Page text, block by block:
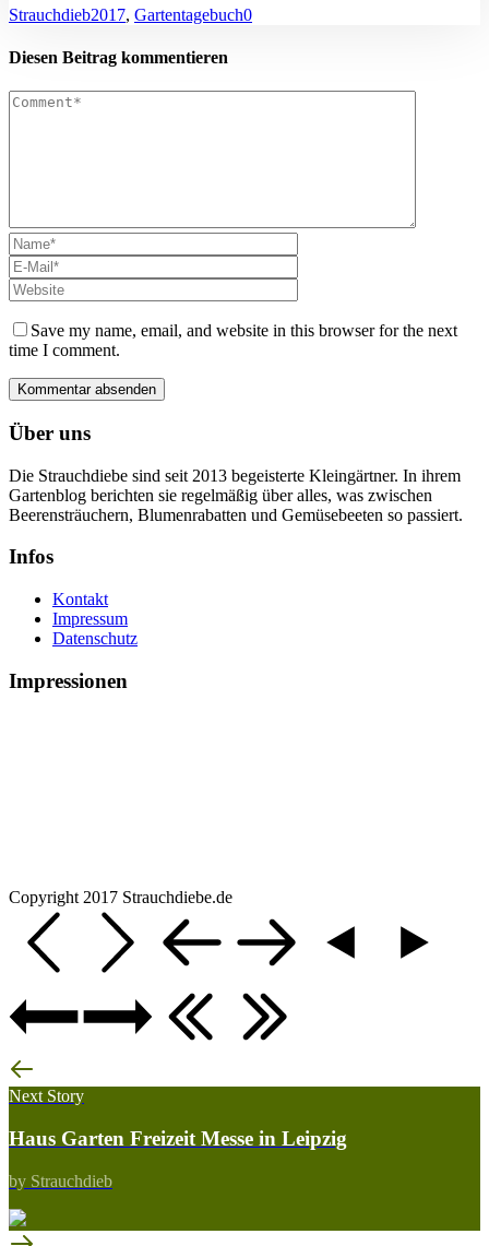
Strauchdieb2017, Gartentagebuch0
Diesen Beitrag kommentieren
Save my name, email, and website in this browser for the next
time I comment.
Über uns
Die Strauchdiebe sind seit 2013 begeisterte Kleingärtner. In ihrem
Gartenblog berichten sie regelmäßig über alles, was zwischen
Beerensträuchern, Blumenrabatten und Gemüsebeeten so passiert.
Infos
Kontakt
Impressum
Datenschutz
Impressionen
Copyright 2017 Strauchdiebe.de
Next Story
Haus Garten Freizeit Messe in Leipzig
by Strauchdieb